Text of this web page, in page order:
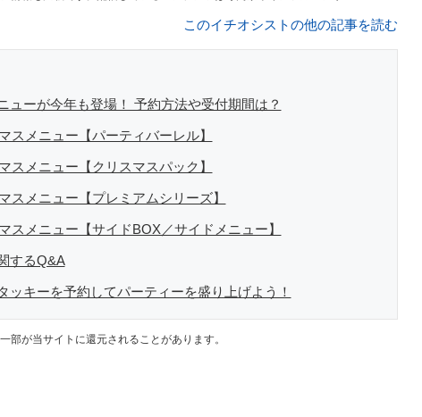
このイチオシストの他の記事を読む
ューが今年も登場！ 予約方法や受付期間は？
スメニュー【パーティバーレル】
スメニュー【クリスマスパック】
スメニュー【プレミアムシリーズ】
スメニュー【サイドBOX／サイドメニュー】
するQ&A
ッキーを予約してパーティーを盛り上げよう！
が当サイトに還元されることがあります。